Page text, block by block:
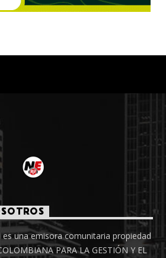
es una emisora comunitaria propiedad
PARA LA GESTIÓN Y EL